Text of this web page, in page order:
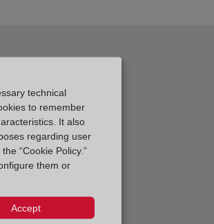
technical
to remember
It also
regarding user
“Cookie Policy.”
them or
Accept